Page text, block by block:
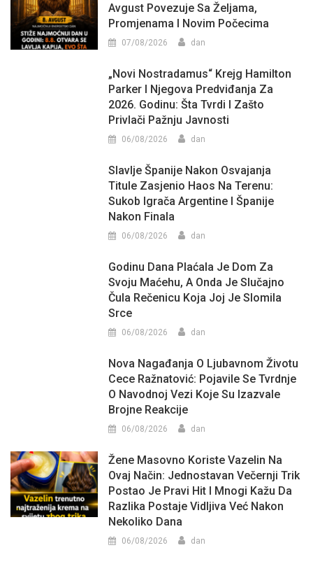
Avgust Povezuje Sa Željama,
Promjenama I Novim Počecima
07/08/2026 dan
„Novi Nostradamus“ Krejg Hamilton
Parker I Njegova Predviđanja Za
2026. Godinu: Šta Tvrdi I Zašto
Privlači Pažnju Javnosti
06/08/2026 dan
Slavlje Španije Nakon Osvajanja
Titule Zasjenio Haos Na Terenu:
Sukob Igrača Argentine I Španije
Nakon Finala
06/08/2026 dan
Godinu Dana Plaćala Je Dom Za
Svoju Maćehu, A Onda Je Slučajno
Čula Rečenicu Koja Joj Je Slomila
Srce
06/08/2026 dan
Nova Nagađanja O Ljubavnom Životu
Cece Ražnatović: Pojavile Se Tvrdnje
O Navodnoj Vezi Koje Su Izazvale
Brojne Reakcije
06/08/2026 dan
Žene Masovno Koriste Vazelin Na
Ovaj Način: Jednostavan Večernji Trik
Postao Je Pravi Hit I Mnogi Kažu Da
Razlika Postaje Vidljiva Već Nakon
Nekoliko Dana
06/08/2026 dan